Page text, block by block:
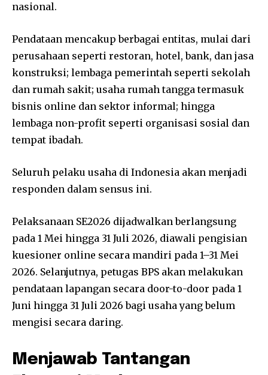
nasional.
Pendataan mencakup berbagai entitas, mulai dari
perusahaan seperti restoran, hotel, bank, dan jasa
konstruksi; lembaga pemerintah seperti sekolah
dan rumah sakit; usaha rumah tangga termasuk
bisnis online dan sektor informal; hingga
lembaga non-profit seperti organisasi sosial dan
tempat ibadah.
Seluruh pelaku usaha di Indonesia akan menjadi
responden dalam sensus ini.
Pelaksanaan SE2026 dijadwalkan berlangsung
pada 1 Mei hingga 31 Juli 2026, diawali pengisian
kuesioner online secara mandiri pada 1–31 Mei
2026. Selanjutnya, petugas BPS akan melakukan
pendataan lapangan secara door-to-door pada 1
Juni hingga 31 Juli 2026 bagi usaha yang belum
mengisi secara daring.
Menjawab Tantangan